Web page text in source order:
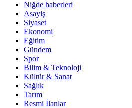
Niğde haberleri
Asayiş
Siyaset
Ekonomi
Eğitim
Gündem
Spor
Bilim & Teknoloji
Kültür & Sanat
Sağlık
Tarım
Resmi İlanlar